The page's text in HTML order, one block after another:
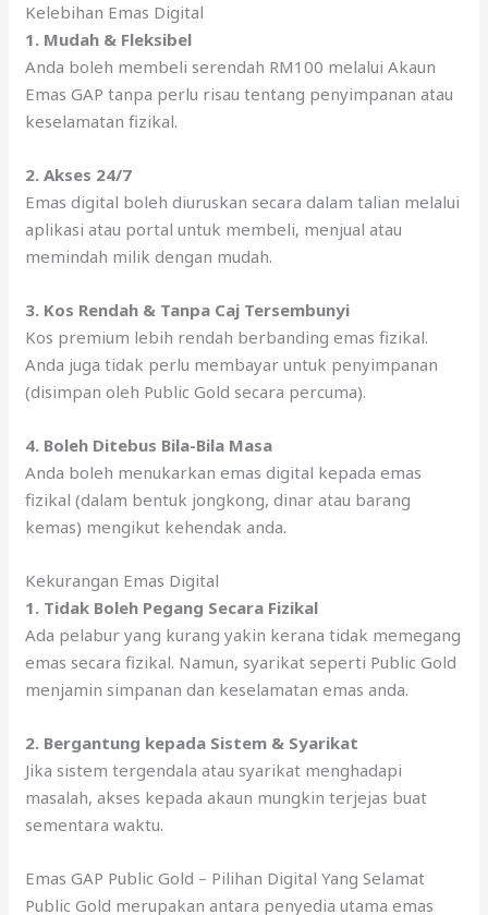
Kelebihan Emas Digital
1. Mudah & Fleksibel
Anda boleh membeli serendah RM100 melalui Akaun
Emas GAP tanpa perlu risau tentang penyimpanan atau
keselamatan fizikal.
2. Akses 24/7
Emas digital boleh diuruskan secara dalam talian melalui
aplikasi atau portal untuk membeli, menjual atau
memindah milik dengan mudah.
3. Kos Rendah & Tanpa Caj Tersembunyi
Kos premium lebih rendah berbanding emas fizikal.
Anda juga tidak perlu membayar untuk penyimpanan
(disimpan oleh Public Gold secara percuma).
4. Boleh Ditebus Bila-Bila Masa
Anda boleh menukarkan emas digital kepada emas
fizikal (dalam bentuk jongkong, dinar atau barang
kemas) mengikut kehendak anda.
Kekurangan Emas Digital
1. Tidak Boleh Pegang Secara Fizikal
Ada pelabur yang kurang yakin kerana tidak memegang
emas secara fizikal. Namun, syarikat seperti Public Gold
menjamin simpanan dan keselamatan emas anda.
2. Bergantung kepada Sistem & Syarikat
Jika sistem tergendala atau syarikat menghadapi
masalah, akses kepada akaun mungkin terjejas buat
sementara waktu.
Emas GAP Public Gold – Pilihan Digital Yang Selamat
Public Gold merupakan antara penyedia utama emas